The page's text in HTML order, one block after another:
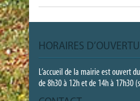
HORAIRES
L’accueil de la mairie est ouvert
de 8h30 à 12h et de 14h à 17h30